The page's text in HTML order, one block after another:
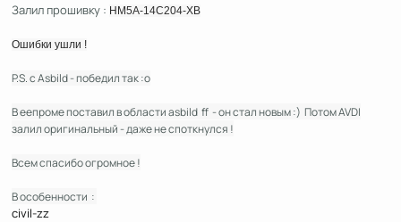
Залил прошивку : HM5A-14C204-XB
Ошибки ушли !
P.S. с Asbild - победил так :о
В еепроме поставил в области asbild ff - он стал новым :) Потом AVDI
залил оригинальный - даже не споткнулся !
Всем спасибо огромное !
​В особенности :
civil-zz